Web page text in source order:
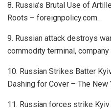
8. Russia’s Brutal Use of
Roots – foreignpolicy.com.
9. Russian attack destroys
commodity terminal,
10. Russian Strikes Batter
Dashing for Cover – The New
11. Russian forces strike